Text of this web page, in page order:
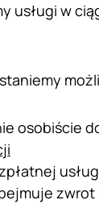
usługi w
osobiście
zwrot